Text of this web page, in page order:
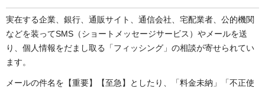
実在する企業、銀行、通販サイト、通信会社、宅配業者、公的機関
などを装ってSMS（ショートメッセージサービス）やメールを送
り、個人情報をだまし取る「フィッシング」の相談が寄せられてい
ます。
メールの件名を【重要】【至急】としたり、「料金未納」「不正使